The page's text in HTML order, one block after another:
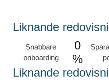
Liknande
Snabbare
onboarding
0
%
Liknande